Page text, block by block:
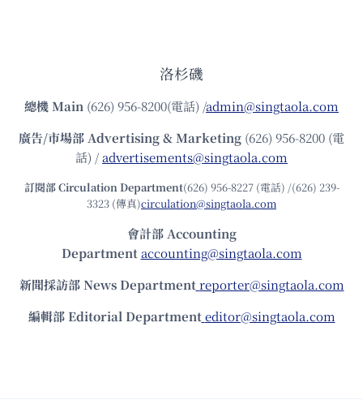
洛杉磯
總機Main (626) 956-8200(電話) /admin@singtaola.com
廣告/市場部Advertising & Marketing (626) 956-8200 (電
話) /advertisements@singtaola.com
訂閱部 Circulation Department(626) 956-8227 (電話) /(626) 239-
3323 (傳真)circulation@singtaola.com
會計部 Accounting
Department accounting@singtaola.com
新聞採訪部 News Department reporter@singtaola.com
編輯部 Editorial Department editor@singtaola.com